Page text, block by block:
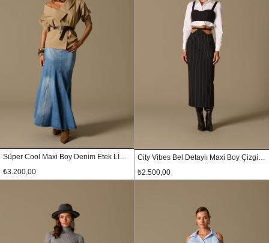
₺3.200,00
City Vibes Bel Detaylı Maxi Boy Çizgili Etek Siyah
₺2.500,00